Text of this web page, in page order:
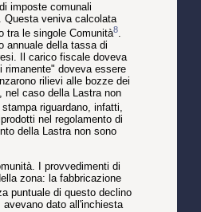
imposte comunali
Questa veniva calcolata
tra le singole Comunità8.
annuale della tassa di
Il carico fiscale doveva
rimanente" doveva essere
rilievi alle bozze dei
nel caso della Lastra non
riguardano, infatti,
nel regolamento di
della Lastra non sono
I provvedimenti di
zona: la fabbricazione
puntuale di questo declino
dato all'inchiesta